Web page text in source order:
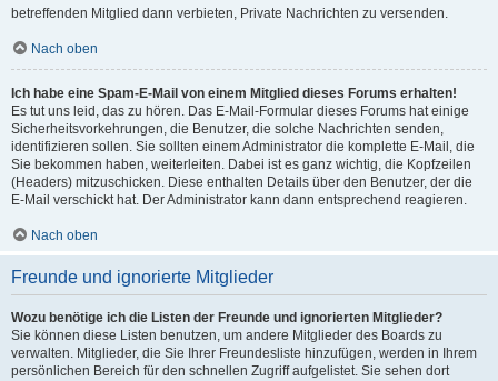
betreffenden Mitglied dann verbieten, Private Nachrichten zu versenden.
Nach oben
Ich habe eine Spam-E-Mail von einem Mitglied dieses Forums erhalten!
Es tut uns leid, das zu hören. Das E-Mail-Formular dieses Forums hat einige
Sicherheitsvorkehrungen, die Benutzer, die solche Nachrichten senden,
identifizieren sollen. Sie sollten einem Administrator die komplette E-Mail, die
Sie bekommen haben, weiterleiten. Dabei ist es ganz wichtig, die Kopfzeilen
(Headers) mitzuschicken. Diese enthalten Details über den Benutzer, der die
E-Mail verschickt hat. Der Administrator kann dann entsprechend reagieren.
Nach oben
Freunde und ignorierte Mitglieder
Wozu benötige ich die Listen der Freunde und ignorierten Mitglieder?
Sie können diese Listen benutzen, um andere Mitglieder des Boards zu
verwalten. Mitglieder, die Sie Ihrer Freundesliste hinzufügen, werden in Ihrem
persönlichen Bereich für den schnellen Zugriff aufgelistet. Sie sehen dort